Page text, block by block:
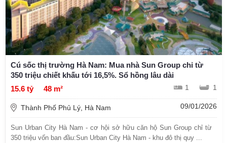
Cú sốc thị trường Hà Nam: Mua nhà Sun Group chỉ từ
350 triệu chiết khấu tới 16,5%. Sổ hồng lâu dài
15.6 tỷ
48 m² 1 1
Thành Phố Phủ Lý, Hà Nam 09/01/2026
Sun Urban City Hà Nam - cơ hội sở hữu căn hộ Sun Group chỉ từ
350 triệu vốn ban đầu:Sun Urban City Hà Nam - khu đô thị quy ...